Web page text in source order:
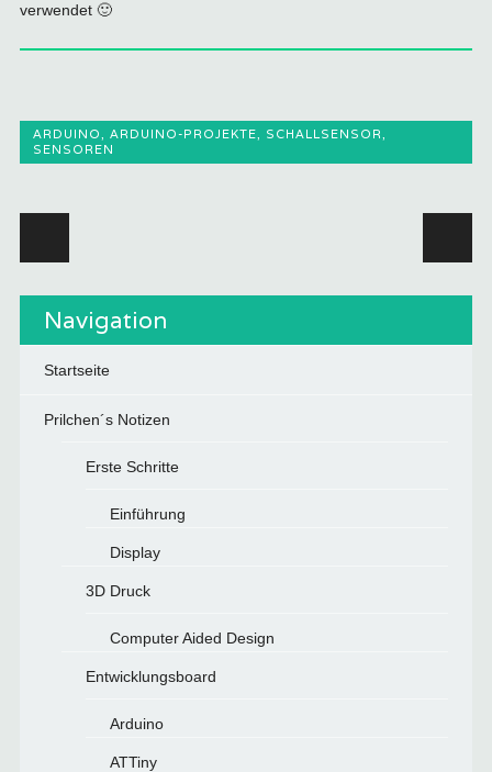
verwendet 🙂
ARDUINO, ARDUINO-PROJEKTE, SCHALLSENSOR,
SENSOREN
Navigation
Startseite
Prilchen´s Notizen
Erste Schritte
Einführung
Display
3D Druck
Computer Aided Design
Entwicklungsboard
Arduino
ATTiny